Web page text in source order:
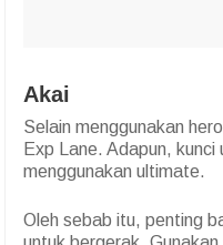
Akai
Selain menggunakan
Exp Lane. Adapun,
menggunakan ultimate.
Oleh sebab itu, penting